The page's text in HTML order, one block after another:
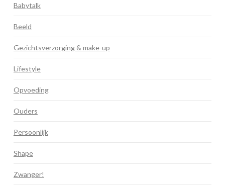
Babytalk
Beeld
Gezichtsverzorging & make-up
Lifestyle
Opvoeding
Ouders
Persoonlijk
Shape
Zwanger!